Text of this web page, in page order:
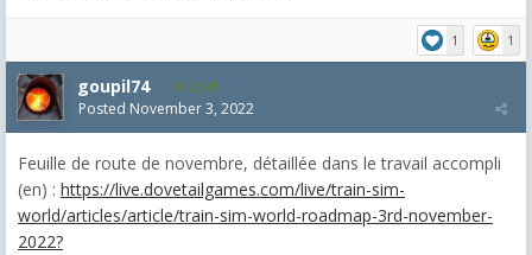
1 1
goupil74 2,545
Posted November 3, 2022
Feuille de route de novembre, détaillée dans le travail accompli
(en) : https://live.dovetailgames.com/live/train-sim-
world/articles/article/train-sim-world-roadmap-3rd-november-
2022?